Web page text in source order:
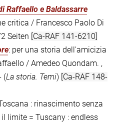
Raffaello e Baldassarre
critica / Francesco Paolo Di
Seiten [Ca-RAF 141-6210]
: per una storia dell'amicizia
/ Amedeo Quondam. ,
(La storia. Temi) [Ca-RAF 148-
: rinascimento senza
limite = Tuscany : endless